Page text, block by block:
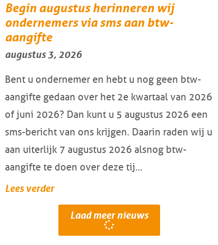
Begin augustus herinneren wij
ondernemers via sms aan btw-
aangifte
augustus 3, 2026
Bent u ondernemer en hebt u nog geen btw-
aangifte gedaan over het 2e kwartaal van 2026
of juni 2026? Dan kunt u 5 augustus 2026 een
sms-bericht van ons krijgen. Daarin raden wij u
aan uiterlijk 7 augustus 2026 alsnog btw-
aangifte te doen over deze tij…
Lees verder
Laad meer nieuws